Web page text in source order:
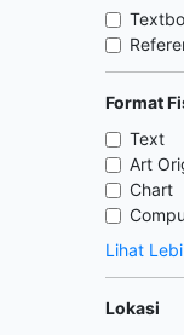
Format
Text
Art
Chart
Lihat
Lokasi